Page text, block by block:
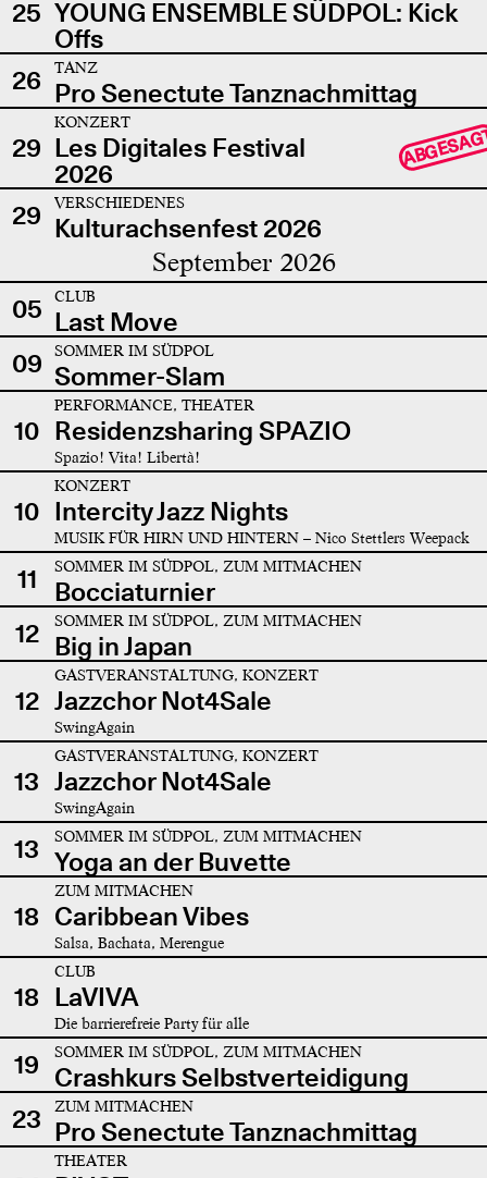
25 YOUNG ENSEMBLE SÜDPOL: Kick
Offs
26
TANZ
Pro Senectute Tanznachmittag
29
KONZERT
Les Digitales Festival
2026
29 VERSCHIEDENES
Kulturachsenfest 2026
September 2026
05 CLUB
Last Move
09
SOMMER IM SÜDPOL
Sommer-Slam
10
PERFORMANCE, THEATER
Residenzsharing SPAZIO
Spazio! Vita! Libertà!
10
KONZERT
Intercity Jazz Nights
MUSIK FÜR HIRN UND HINTERN – Nico Stettlers Weepack
11 SOMMER IM SÜDPOL, ZUM MITMACHEN
Bocciaturnier
12
SOMMER IM SÜDPOL, ZUM MITMACHEN
Big in Japan
12
GASTVERANSTALTUNG, KONZERT
Jazzchor Not4Sale
SwingAgain
13
GASTVERANSTALTUNG, KONZERT
Jazzchor Not4Sale
SwingAgain
13 SOMMER IM SÜDPOL, ZUM MITMACHEN
Yoga an der Buvette
18
ZUM MITMACHEN
Caribbean Vibes
Salsa, Bachata, Merengue
18
CLUB
LaVIVA
Die barrierefreie Party für alle
19 SOMMER IM SÜDPOL, ZUM MITMACHEN
Crashkurs Selbstverteidigung
23
ZUM MITMACHEN
Pro Senectute Tanznachmittag
THEATER